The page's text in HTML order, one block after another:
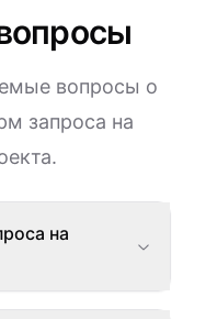
вопросы о
запроса на
на